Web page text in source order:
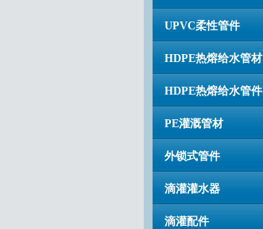
UPVC柔性管件
HDPE热熔给水管材
HDPE热熔给水管件
PE灌溉管材
外锁式管件
滴灌灌水器
滴灌配件